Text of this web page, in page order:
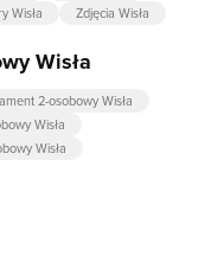
Wisła Zdjęcia Wisła
Wisła
2-osobowy Wisła
Wisła
Wisła